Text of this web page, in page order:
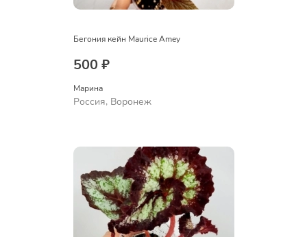
Бегония кейн Maurice Amey
500 ₽
Марина
Россия, Воронеж